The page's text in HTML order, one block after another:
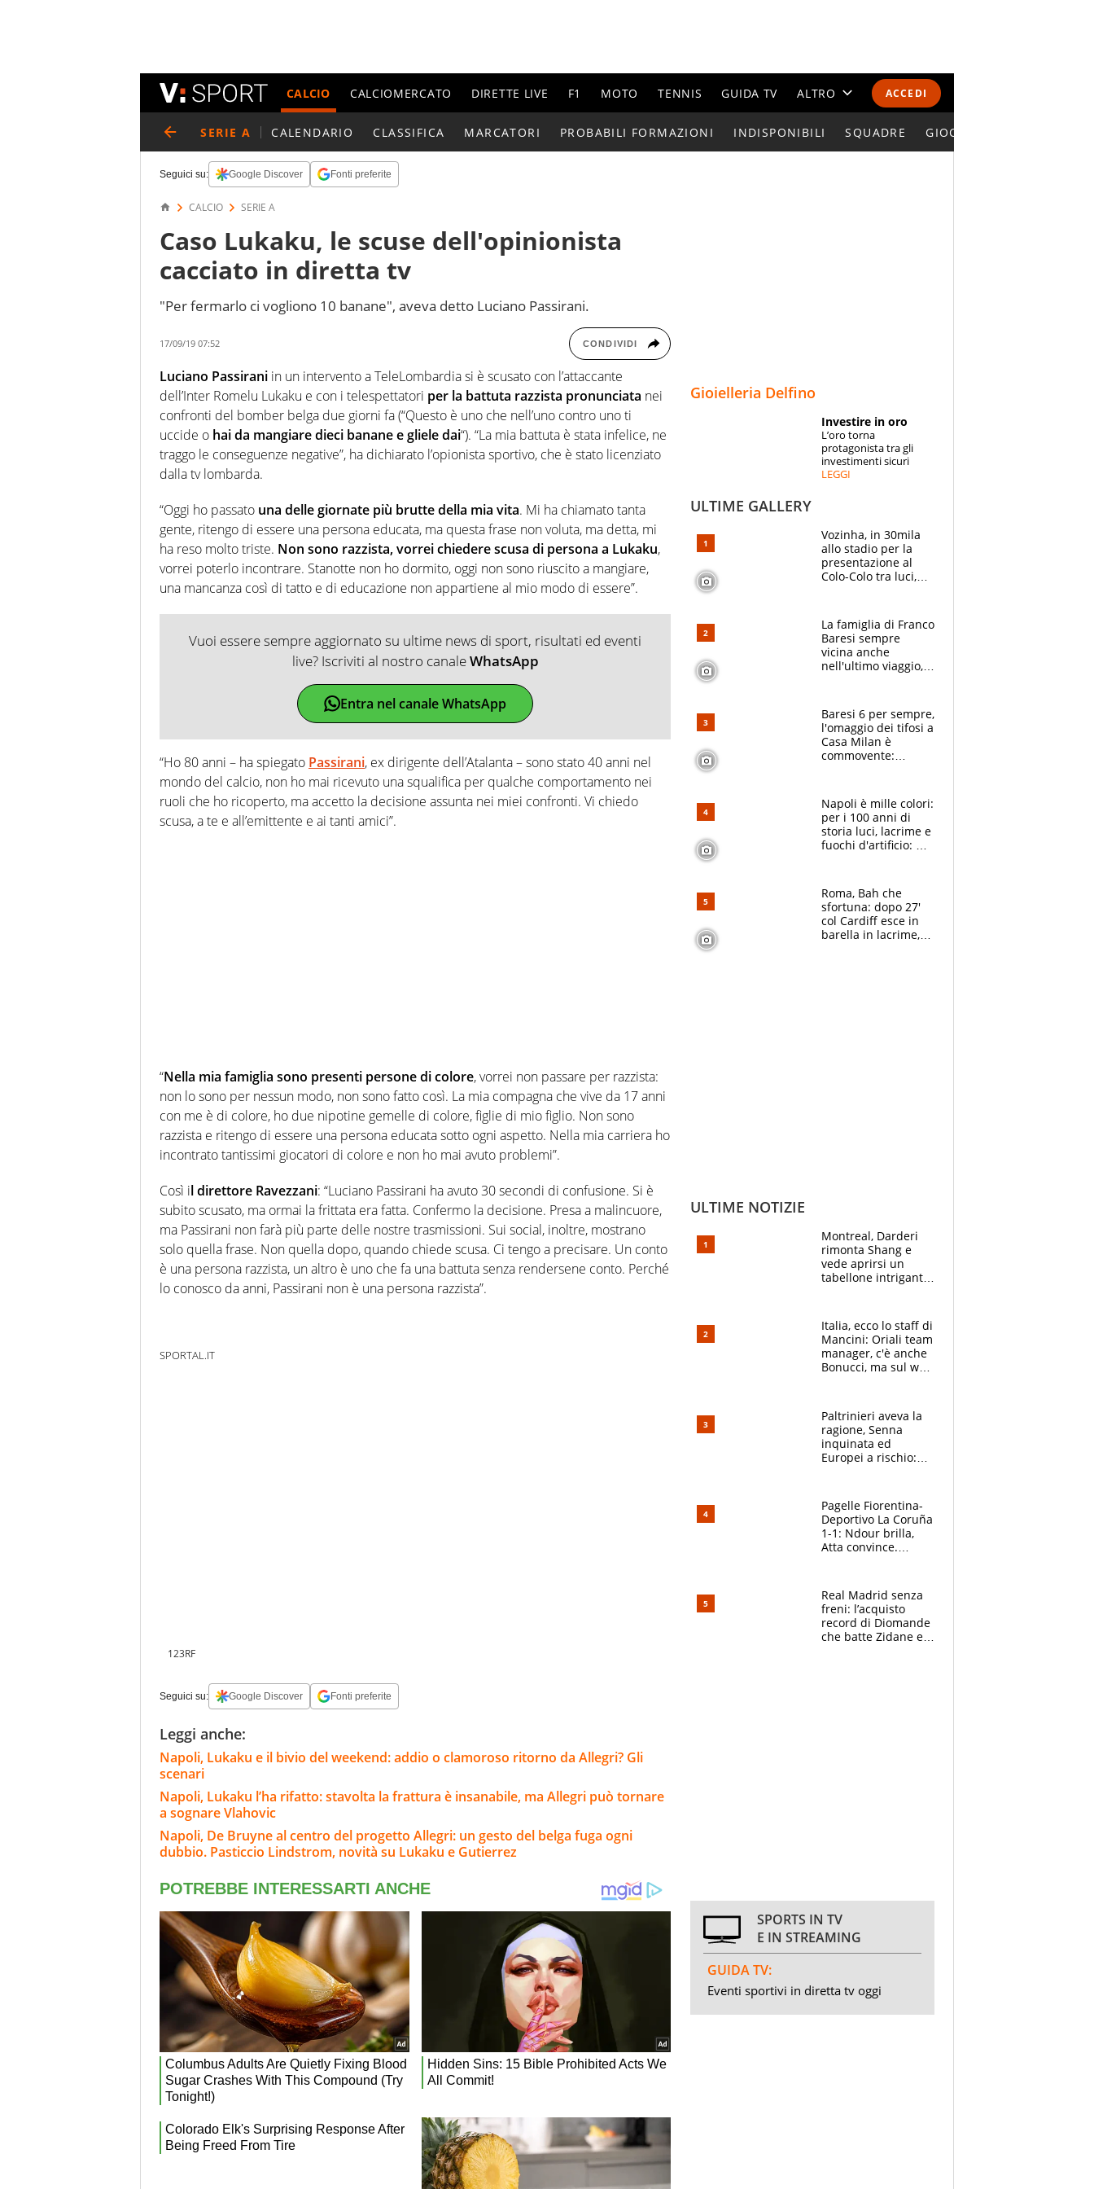
ACCEDI
CALCIO CALCIOMERCATO DIRETTE LIVE F1 MOTO TENNIS GUIDA TV ALTRO
CALENDARI E CLASSIFICHE
ESPERTI
SERIE A CALENDARIO CLASSIFICA MARCATORI PROBABILI FORMAZIONI INDISPONIBILI SQUADRE GIOCATORI SERIE A
Seguici su: Google Discover Fonti preferite
CALCIO SERIE A
Caso Lukaku, le scuse dell'opinionista
cacciato in diretta tv
"Per fermarlo ci vogliono 10 banane", aveva detto Luciano Passirani.
17/09/19 07:52 CONDIVIDI
Luciano Passirani in un intervento a TeleLombardia si è scusato con l’attaccante
dell’Inter Romelu Lukaku e con i telespettatori per la battuta razzista pronunciata nei
confronti del bomber belga due giorni fa (“Questo è uno che nell’uno contro uno ti
uccide o hai da mangiare dieci banane e gliele dai“). “La mia battuta è stata infelice, ne
traggo le conseguenze negative”, ha dichiarato l’opionista sportivo, che è stato licenziato
dalla tv lombarda.
“Oggi ho passato una delle giornate più brutte della mia vita. Mi ha chiamato tanta
gente, ritengo di essere una persona educata, ma questa frase non voluta, ma detta, mi
ha reso molto triste. Non sono razzista, vorrei chiedere scusa di persona a Lukaku,
vorrei poterlo incontrare. Stanotte non ho dormito, oggi non sono riuscito a mangiare,
una mancanza così di tatto e di educazione non appartiene al mio modo di essere”.
Vuoi essere sempre aggiornato su ultime news di sport, risultati ed eventi
live? Iscriviti al nostro canaleWhatsApp
Entra nel canale WhatsApp
“Ho 80 anni – ha spiegato Passirani, ex dirigente dell’Atalanta – sono stato 40 anni nel
mondo del calcio, non ho mai ricevuto una squalifica per qualche comportamento nei
ruoli che ho ricoperto, ma accetto la decisione assunta nei miei confronti. Vi chiedo
scusa, a te e all’emittente e ai tanti amici”.
“Nella mia famiglia sono presenti persone di colore, vorrei non passare per razzista:
non lo sono per nessun modo, non sono fatto così. La mia compagna che vive da 17 anni
con me è di colore, ho due nipotine gemelle di colore, figlie di mio figlio. Non sono
razzista e ritengo di essere una persona educata sotto ogni aspetto. Nella mia carriera ho
incontrato tantissimi giocatori di colore e non ho mai avuto problemi”.
Così il direttore Ravezzani: “Luciano Passirani ha avuto 30 secondi di confusione. Si è
subito scusato, ma ormai la frittata era fatta. Confermo la decisione. Presa a malincuore,
ma Passirani non farà più parte delle nostre trasmissioni. Sui social, inoltre, mostrano
solo quella frase. Non quella dopo, quando chiede scusa. Ci tengo a precisare. Un conto
è una persona razzista, un altro è uno che fa una battuta senza rendersene conto. Perché
lo conosco da anni, Passirani non è una persona razzista”.
SPORTAL.IT
123RF
Seguici su: Google Discover Fonti preferite
Leggi anche:
Napoli, Lukaku e il bivio del weekend: addio o clamoroso ritorno da Allegri? Gli
scenari
Napoli, Lukaku l’ha rifatto: stavolta la frattura è insanabile, ma Allegri può tornare
a sognare Vlahovic
Napoli, De Bruyne al centro del progetto Allegri: un gesto del belga fuga ogni
dubbio. Pasticcio Lindstrom, novità su Lukaku e Gutierrez
Gioielleria Delfino
Investire in oro
L’oro torna
protagonista tra gli
investimenti sicuri
LEGGI
ULTIME GALLERY
Vozinha, in 30mila
allo stadio per la
presentazione al
Colo-Colo tra luci,
La famiglia di Franco
Baresi sempre
vicina anche
nell'ultimo viaggio,
circondati
dall'affetto dei tifosi
Baresi 6 per sempre,
l'omaggio dei tifosi a
Casa Milan è
commovente:
bigliettini
Napoli è mille colori:
per i 100 anni di
storia luci, lacrime e
fuochi d'artificio: De
Roma, Bah che
sfortuna: dopo 27'
col Cardiff esce in
barella in lacrime,
ULTIME NOTIZIE
Montreal, Darderi
rimonta Shang e
vede aprirsi un
tabellone intrigante:
felice del mio livello"
Italia, ecco lo staff di
Mancini: Oriali team
manager, c'è anche
Bonucci, ma sul web
Paltrinieri aveva la
ragione, Senna
inquinata ed
Europei a rischio:
adesso
Pagelle Fiorentina-
Deportivo La Coruña
1-1: Ndour brilla,
Atta convince.
Real Madrid senza
freni: l’acquisto
record di Diomande
che batte Zidane e
SPORTS IN TV
E IN STREAMING
GUIDA TV:
Eventi sportivi in diretta tv oggi